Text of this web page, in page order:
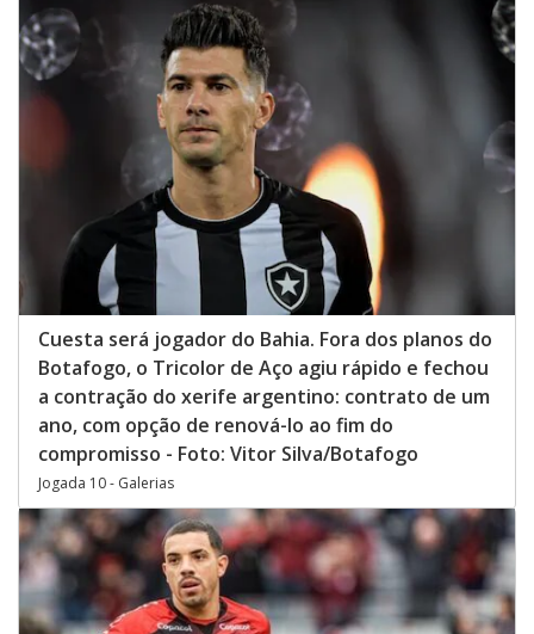
Cuesta será jogador do Bahia. Fora dos planos do
Botafogo, o Tricolor de Aço agiu rápido e fechou
a contração do xerife argentino: contrato de um
ano, com opção de renová-lo ao fim do
compromisso - Foto: Vitor Silva/Botafogo
Jogada 10 - Galerias